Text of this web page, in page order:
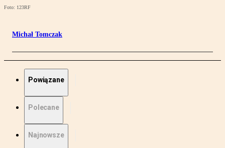
Foto: 123RF
Michał Tomczak
Powiązane
Polecane
Najnowsze